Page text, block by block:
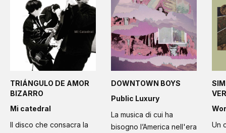
TRIÁNGULO DE AMOR
BIZARRO
Mi catedral
Il disco che consacra la
DOWNTOWN BOYS
Public Luxury
La musica di cui ha
bisogno l’America nell'era
Un